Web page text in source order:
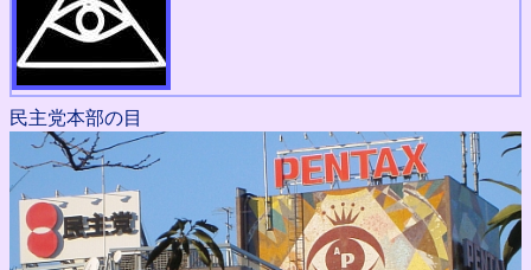
民主党本部の目